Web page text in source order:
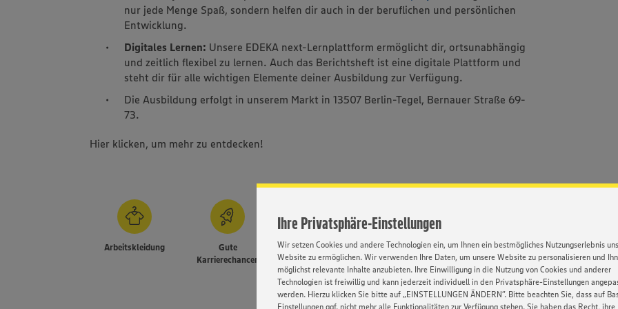
Ihre Privatsphäre-Einstellungen
Wir setzen Cookies und andere Technologien ein, um Ihnen ein bestmögliches Nutzungserlebnis
Website zu ermöglichen. Wir verwenden Ihre Daten, um unsere Website zu personalisieren und
möglichst relevante Inhalte anzubieten. Ihre Einwilligung in die Nutzung von Cookies und anderer
Technologien ist freiwillig und kann jederzeit individuell in den Privatsphäre-Einstellungen
werden. Hierzu klicken Sie bitte auf „EINSTELLUNGEN ÄNDERN”. Bitte beachten Sie, dass auf
Einstellungen ggf. nicht mehr alle Funktionalitäten zur Verfügung stehen. Sie haben das Recht, ihre
nur jede Menge Spaß, sondern helfen dir auch in der beruflichen und persönlichen
Entwicklung.
Digitales Lernen: Unsere EDEKA next-Lernplattform ermöglicht dir, ortsunabhängig
und zeitlich flexibel zu lernen. Auch das Berichtsheft ist eine digitale Plattform und
steht dir für alle wichtigen Elemente deiner Ausbildung zur Verfügung.
Die Ausbildung erfolgt in unserem Markt in 13507 Berlin-Tegel, Bernauer Straße 69-
73.
Hier klicken, um mehr zu entdecken!
Arbeitskleidung
Gute
Karrierechancen
Events für
Mitarbeitende
Umfassende
Einarbeitung